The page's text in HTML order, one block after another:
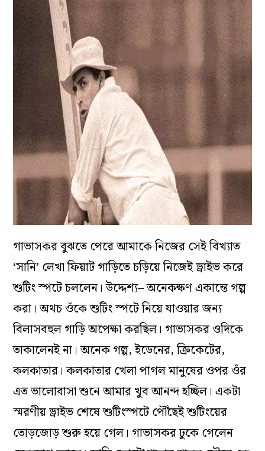
গাভাসকর বুঝতে পেরে আমাকে নিজের সেই বিখ্যাত
‘সানি’ লেখা ফিয়াট গাড়িতে চড়িয়ে নিজেই ড্রাইভ করে
শুটিং স্পটে চললেন। উদ্দেশ্য– অনেকক্ষণ একান্তে গল্প
করা। অথচ ওঁকে শুটিং স্পটে নিয়ে যাওয়ার জন্য
বিলাসবহুল গাড়ি অপেক্ষা করছিল। গাভাসকর ওদিকে
তাকালেনই না। অনেক গল্প, ইডেনের, ক্রিকেটের,
কলকাতার। কলকাতার খেলা পাগল মানুষের ওপর ওঁর
এত ভালোবাসা শুনে আমার খুব আনন্দ হচ্ছিল। একটা
স্মরণীয় ড্রাইভ শেষে শুটিংস্পটে পৌঁছেই শুটিংয়ের
তোড়জোড় শুরু হয়ে গেল। গাভাসকর ঢুকে গেলেন